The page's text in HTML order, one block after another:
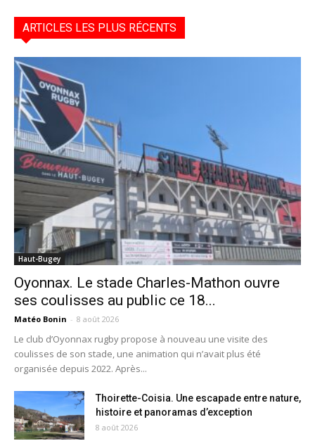
ARTICLES LES PLUS RÉCENTS
Haut-Bugey
Oyonnax. Le stade Charles-Mathon ouvre
ses coulisses au public ce 18...
Matéo Bonin - 8 août 2026
Le club d’Oyonnax rugby propose à nouveau une visite des
coulisses de son stade, une animation qui n’avait plus été
organisée depuis 2022. Après...
Thoirette-Coisia. Une escapade entre nature,
histoire et panoramas d’exception
8 août 2026